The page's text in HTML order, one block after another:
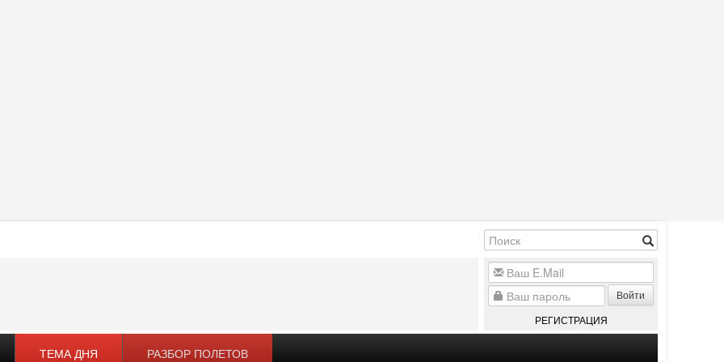
Войти
РЕГИСТРАЦИЯ
ТЕМА ДНЯ РАЗБОР ПОЛЕТОВ